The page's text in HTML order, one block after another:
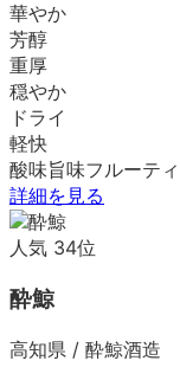
華やか
芳醇
重厚
穏やか
ドライ
軽快
酸味旨味フルーティ
詳細を見る
人気 34位
酔鯨
高知県 / 酔鯨酒造